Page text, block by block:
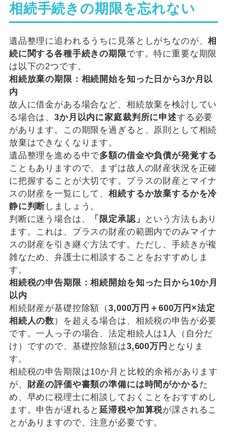
相続手続きの期限を忘れない
遺品整理に追われるうちに見落としがちなのが、相
続に関する各種手続きの期限です。特に重要な期限
は以下の2つです。
相続放棄の期限：相続開始を知った日から3か月以
内
故人に借金がある場合など、相続放棄を検討してい
る場合は、3か月以内に家庭裁判所に申述する必要
があります。この期限を過ぎると、原則として相続
放棄はできなくなります。
遺品整理を進める中で多額の借金や負債が発覚する
こともありますので、まずは故人の財産状況を正確
に把握することが大切です。プラスの財産とマイナ
スの財産を一覧にして、相続するか放棄するかを冷
静に判断しましょう。
判断に迷う場合は、
「限定承認」
という方法もあり
ます。これは、プラスの財産の範囲内でのみマイナ
スの財産を引き継ぐ方法です。ただし、手続きが複
雑なため、弁護士に相談することをおすすめしま
す。
相続税の申告期限：相続開始を知った日から10か月
以内
相続財産が基礎控除額（3,000万円＋600万円×法定
相続人の数）を超える場合は、相続税の申告が必要
です。一人っ子の場合、法定相続人は1人（自分だ
け）ですので、基礎控除額は3,600万円 となりま
す。
相続税の申告期限は10か月と比較的余裕があります
が、 財産の評価や書類の準備には時間がかかるた
め、早めに税理士に相談しておくことをおすすめし
ます。申告が遅れると延滞税や加算税が課されるこ
とがありますので、注意が必要です。